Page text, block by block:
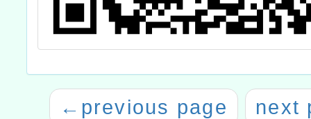
← previous page next